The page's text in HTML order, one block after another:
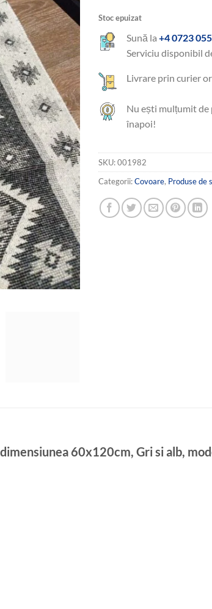
Stoc epuizat
Sună la +4 0723
Serviciu disponibil
Livrare prin curier
Nu ești mulțumit de
înapoi!
SKU:001982
Categorii:Covoare, Produse de
60x120cm, Gri si alb,